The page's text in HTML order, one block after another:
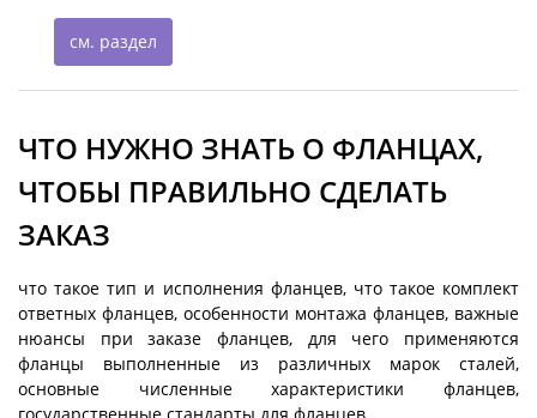
см. раздел
ЧТО НУЖНО ЗНАТЬ О ФЛАНЦАХ,
ЧТОБЫ ПРАВИЛЬНО СДЕЛАТЬ
ЗАКАЗ
что такое тип и исполнения фланцев, что такое комплект
ответных фланцев, особенности монтажа фланцев, важные
нюансы при заказе фланцев, для чего применяются
фланцы выполненные из различных марок сталей,
основные численные характеристики фланцев,